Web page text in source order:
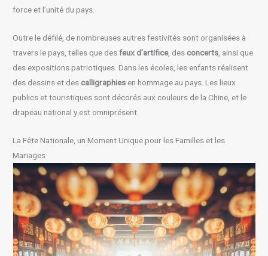
force et l’unité du pays.
Outre le défilé, de nombreuses autres festivités sont organisées à
travers le pays, telles que desfeux d’artifice, des concerts , ainsi que
des expositions patriotiques. Dans les écoles, les enfants réalisent
des dessins et des calligraphies en hommage au pays. Les lieux
publics et touristiques sont décorés aux couleurs de la Chine, et le
drapeau national y est omniprésent.
La Fête Nationale, un Moment Unique pour les Familles et les
Mariages